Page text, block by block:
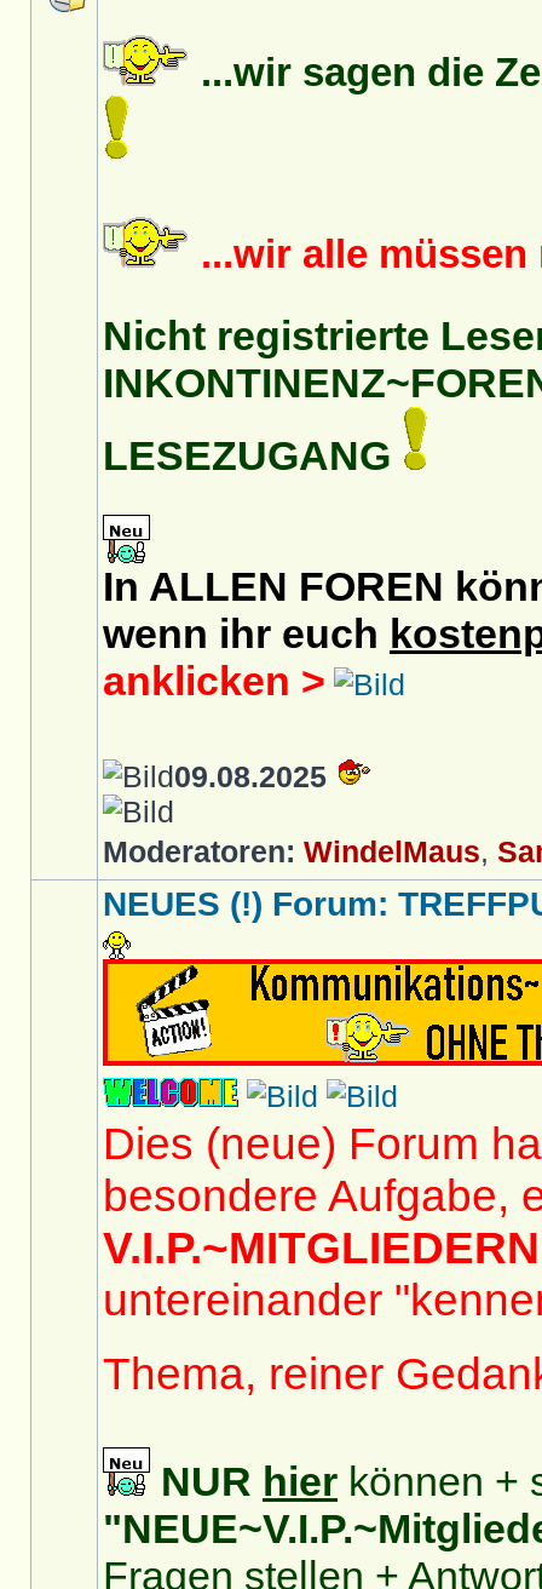
...wir sagen die
...wir alle
Nicht registrierte
LESEZUGANG
In ALLEN FOREN
wenn ihr euch
anklicken >
09.08.2025
Moderatoren: WindelMaus,
NEUES (!) Forum:
Dies (neue) Forum
besondere Aufgabe,
V.I.P.~MITGLIEDERN
untereinander
Thema, reiner
NUR hier können +
Fragen stellen +